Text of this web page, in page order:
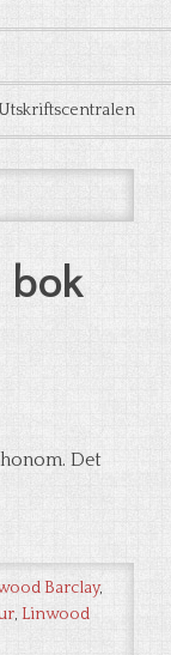
Utskriftscentralen
bok
Det
Barclay,
, Linwood